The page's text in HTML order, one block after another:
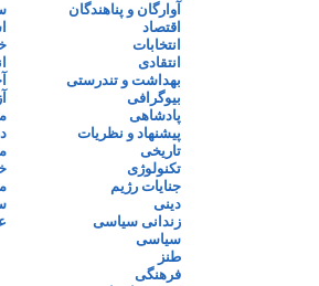
آوارگان و پناهندگان
اقتصاد
انتخابات
انتقادی
بهداشت و تندرستی
بیوگرافی
پادشاهی
پیشنهاد و نظریات
تاریخی
تکنولوژی
جنایات رژیم
دینی
زندانی سیاسی
سیاسی
طنز
فرهنگی